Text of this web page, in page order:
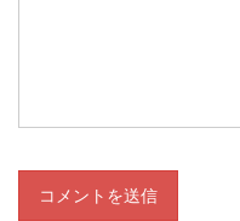
コメントを送信